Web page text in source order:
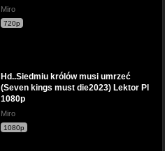
Miro
720p
Hd..Siedmiu królów musi umrzeć
(Seven kings must die2023) Lektor Pl
1080p
Miro
1080p